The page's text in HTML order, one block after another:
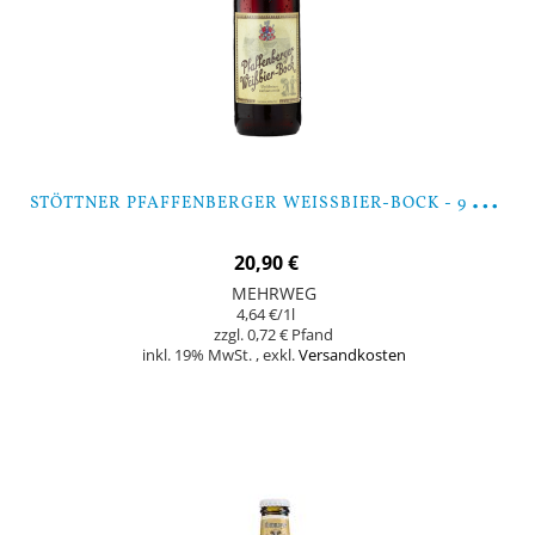
S
TÖTTNER PFAFFENBERGER WEISSBIER-BOCK - 9 FLASCHEN
20,90 €
MEHRWEG
4,64 €/1l
0,72 €
inkl. 19% MwSt. ,exkl.Versandkosten